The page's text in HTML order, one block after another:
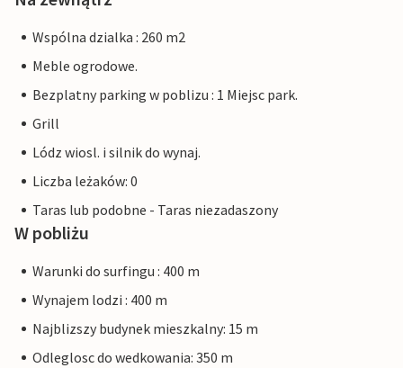
Wspólna dzialka : 260 m2
Meble ogrodowe.
Bezplatny parking w poblizu : 1 Miejsc park.
Grill
Lódz wiosl. i silnik do wynaj.
Liczba leżaków: 0
Taras lub podobne - Taras niezadaszony
W pobliżu
Warunki do surfingu : 400 m
Wynajem lodzi : 400 m
Najblizszy budynek mieszkalny: 15 m
Odleglosc do wedkowania: 350 m